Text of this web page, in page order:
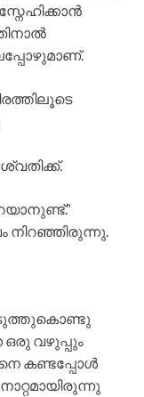
വഴുപ്പും
കണ്ടപ്പോൾ